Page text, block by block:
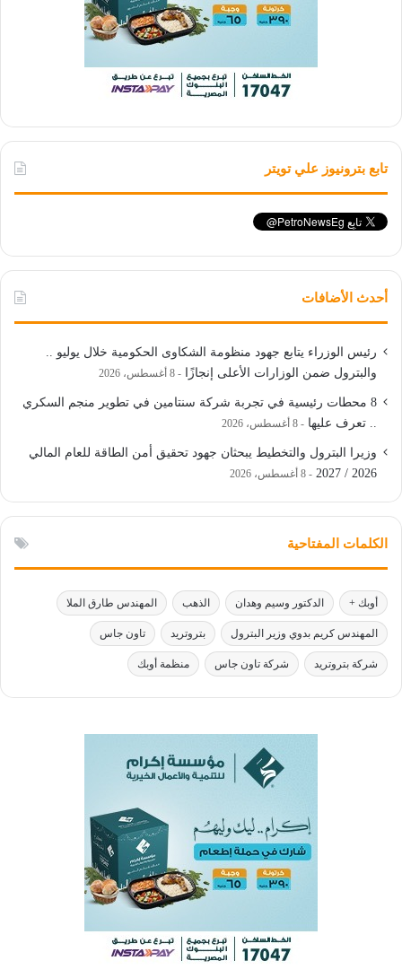
تابع بترونيوز علي تويتر
أحدث الأضافات
رئيس الوزراء يتابع جهود منظومة الشكاوى الحكومية خلال يوليو ..
والبترول ضمن الوزارات الأعلى إنجازًا
8 أغسطس، 2026
8 محطات رئيسية في تجربة شركة سنتامين في تطوير منجم السكري
.. تعرف عليها
8 أغسطس، 2026
وزيرا البترول والتخطيط يبحثان جهود تحقيق أمن الطاقة للعام المالي
2026 / 2027
8 أغسطس، 2026
الكلمات المفتاحية
أوبك + الدكتور وسيم وهدان الذهب المهندس طارق الملا
المهندس كريم بدوي وزير البترول بتروتريد تاون جاس
شركة بتروتريد شركة تاون جاس منظمة أوبك